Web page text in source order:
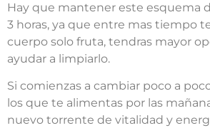
Hay que mantener este esquema
3 horas, ya que entre mas tiempo
cuerpo solo fruta, tendras mayor
ayudar a limpiarlo.
Si comienzas a cambiar poco a
los que te alimentas por las
nuevo torrente de vitalidad y